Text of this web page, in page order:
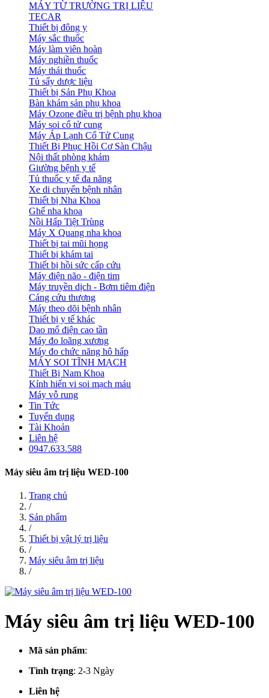
MÁY TỪ TRƯỜNG TRỊ LIỆU
TECAR
Thiết bị đông y
Máy sắc thuốc
Máy làm viên hoàn
Máy nghiền thuốc
Máy thái thuốc
Tủ sấy dược liệu
Thiết bị Sản Phụ Khoa
Bàn khám sản phụ khoa
Máy Ozone điều trị bệnh phụ khoa
Máy soi cổ tử cung
Máy Áp Lạnh Cổ Tử Cung
Thiết Bị Phục Hồi Cơ Sàn Chậu
Nội thất phòng khám
Giường bệnh y tế
Tủ thuốc y tế đa năng
Xe di chuyển bệnh nhân
Thiết bị Nha Khoa
Ghế nha khoa
Nồi Hấp Tiệt Trùng
Máy X Quang nha khoa
Thiết bị tai mũi họng
Thiết bị khám tai
Thiết bị hồi sức cấp cứu
Máy điện não - điện tim
Máy truyền dịch - Bơm tiêm điện
Cáng cứu thương
Máy theo dõi bệnh nhân
Thiết bị y tế khác
Dao mổ điện cao tần
Máy đo loãng xương
Máy đo chức năng hô hấp
MÁY SOI TĨNH MẠCH
Thiết Bị Nam Khoa
Kính hiển vi soi mạch máu
Máy vỗ rung
Tin Tức
Tuyển dụng
Tài Khoản
Liên hệ
0947.633.588
Máy siêu âm trị liệu WED-100
Trang chủ
/
Sản phẩm
/
Thiết bị vật lý trị liệu
/
Máy siêu âm trị liệu
/
Máy siêu âm trị liệu WED-100
Mã sản phẩm:
Tình trạng: 2-3 Ngày
Liên hệ